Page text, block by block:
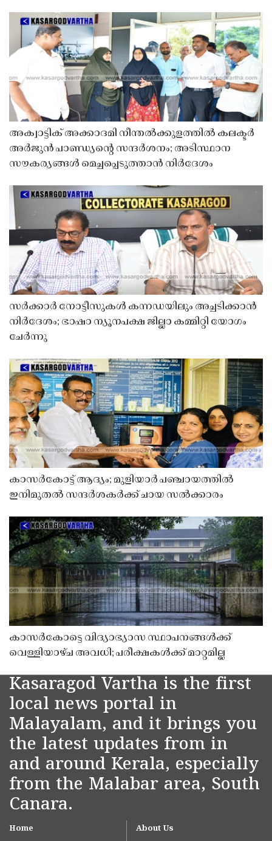
അക്വാട്ടിക് അക്കാദമി നീന്തൽക്കുളത്തിൽ കലക്ടർ
അർജുൻ പാണ്ഡ്യൻ്റെ സന്ദർശനം; അടിസ്ഥാന
സൗകര്യങ്ങൾ മെച്ചപ്പെടുത്താൻ നിർദേശം
സർക്കാർ നോട്ടീസുകൾ കന്നഡയിലും അച്ചടിക്കാൻ
നിർദേശം; ഭാഷാ ന്യൂനപക്ഷ ജില്ലാ കമ്മിറ്റി യോഗം
ചേർന്നു
കാസർകോട്ട് ആദ്യം; മുളിയാർ പഞ്ചായത്തിൽ
ഇനിമുതൽ സന്ദർശകർക്ക് ചായ സൽക്കാരം
കാസർകോട്ടെ വിദ്യാഭ്യാസ സ്ഥാപനങ്ങൾക്ക്
വെള്ളിയാഴ്ച അവധി; പരീക്ഷകൾക്ക് മാറ്റമില്ല
Kasaragod Vartha is the first
local news portal in
Malayalam, and it brings you
the latest updates from in
and around Kerala, especially
from the Malabar area, South
Canara.
Home About Us